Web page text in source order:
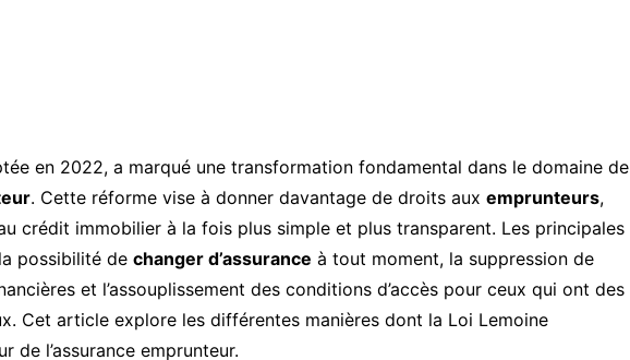
en 2022, a marqué une transformation fondamental dans le domaine de
. Cette réforme vise à donner davantage de droits aux emprunteurs,
crédit immobilier à la fois plus simple et plus transparent. Les principales
possibilité de changer d’assurance à tout moment, la suppression de
et l’assouplissement des conditions d’accès pour ceux qui ont des
Cet article explore les différentes manières dont la Loi Lemoine
de l’assurance emprunteur.